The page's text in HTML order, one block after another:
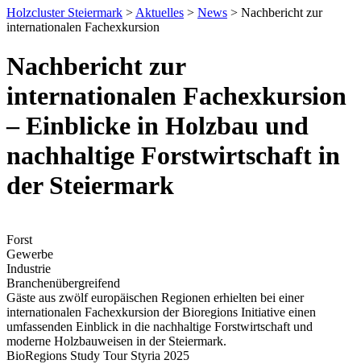
Holzcluster Steiermark > Aktuelles > News > Nachbericht zur
internationalen Fachexkursion
Nachbericht zur
internationalen Fachexkursion
– Einblicke in Holzbau und
nachhaltige Forstwirtschaft in
der Steiermark
Forst
Gewerbe
Industrie
Branchenübergreifend
Gäste aus zwölf europäischen Regionen erhielten bei einer
internationalen Fachexkursion der Bioregions Initiative einen
umfassenden Einblick in die nachhaltige Forstwirtschaft und
moderne Holzbauweisen in der Steiermark.
BioRegions Study Tour Styria 2025